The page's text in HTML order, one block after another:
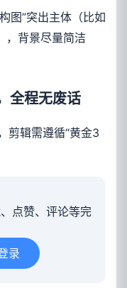
图”突出主体（比如
，背景尽量简洁
全程无废话
剪辑需遵循“黄金3
点赞、评论等完
录